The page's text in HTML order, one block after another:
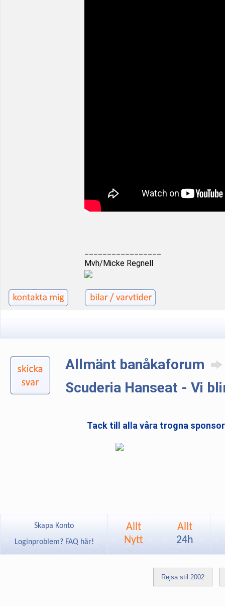
Mvh/Micke Regnell
Allmänt banåkaforum
Scuderia Hanseat - Vi
Tack till alla våra trogna
Skapa Konto
Loginproblem? FAQ här!
Allt
Nytt
Allt
24h
Rejsa stil 2002